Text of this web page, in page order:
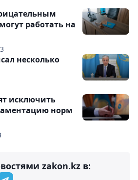
работать на
несколько
исключить
норм
zakon.kz в: